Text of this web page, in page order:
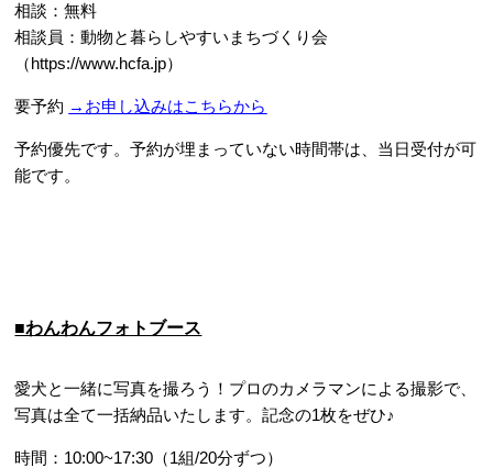
相談：無料
相談員：動物と暮らしやすいまちづくり会
（https://www.hcfa.jp）
要予約 →お申し込みはこちらから
予約優先です。予約が埋まっていない時間帯は、当日受付が可
能です。
■わんわんフォトブース
愛犬と一緒に写真を撮ろう！プロのカメラマンによる撮影で、
写真は全て一括納品いたします。記念の1枚をぜひ♪
時間：10:00~17:30（1組/20分ずつ）